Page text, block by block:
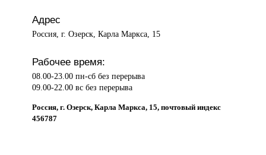
Адрес
Россия, г. Озерск, Карла Маркса, 15
Рабочее время:
08.00-23.00 пн-сб без перерыва
09.00-22.00 вс без перерыва
Россия, г. Озерск, Карла Маркса, 15, почтовый индекс
456787